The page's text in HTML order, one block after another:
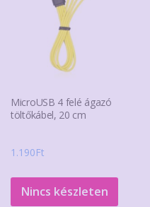
MicroUSB 4 felé ágazó
töltőkábel, 20 cm
1.190Ft
Nincs készleten